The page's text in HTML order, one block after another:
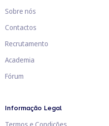
Sobre nós
Contactos
Recrutamento
Academia
Fórum
Informação Legal